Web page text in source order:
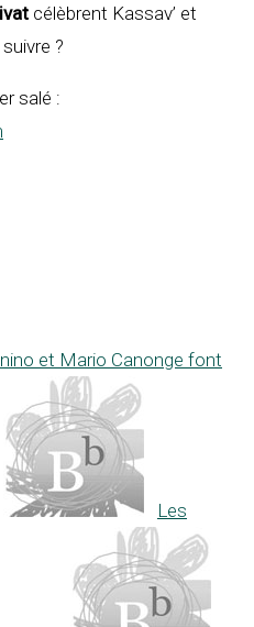
célèbrent Kassav’ et
?
salé :
et Mario Canonge font
Les